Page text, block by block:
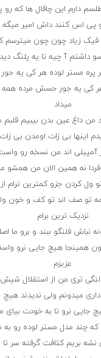
دارم این چاقال ها که
پی اس کنند داش امیر میگه
فیک زیاد چون چون
داشتم آ چیه تا یه پلنگ
پره مستر لوده هر کی یه
کی یه جور حسش مرده
میداد
داغ عین بدن بیبیم قلبم
اینها بی زات اومدن بی زات
آمپیلی اند من نسخه رو
نه همین الان من همشو
ول کردن جزو کمترین ترام
تو صف اند تو کف و خون
نزدیک ترین برام
نباش فلنگو ببند و برو ما
همینجا هیچ جایی نرو
عزیزم
تری من از استقلال شیش
میدونم ولی ندیدند هیچ
جایی نرو تا به خودت بیای
که چند مدل مستر لوده رو
بریم کثافت گرفته سر